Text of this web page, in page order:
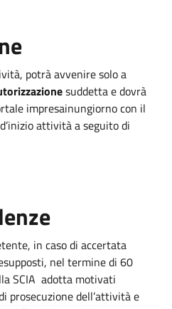
potrà avvenire solo a
suddetta e dovrà
impresainungiorno con il
attività a seguito di
in caso di accertata
nel termine di 60
SCIA adotta motivati
prosecuzione dell’attività e